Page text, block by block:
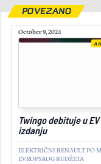
POVEZANO
October 9, 2024
Twingo debituje u EV
izdanju
ELEKTRIČNI RENAULT PO
EVROPSKOG BUDŽETA
August 2, 2026